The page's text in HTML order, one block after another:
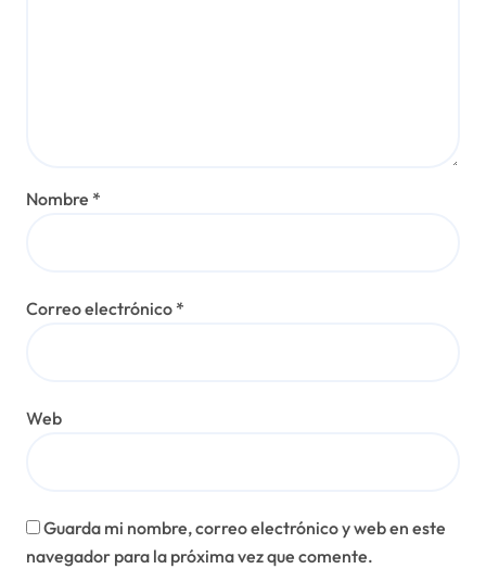
Nombre *
Correo electrónico *
Web
Guarda mi nombre, correo electrónico y web en este
navegador para la próxima vez que comente.